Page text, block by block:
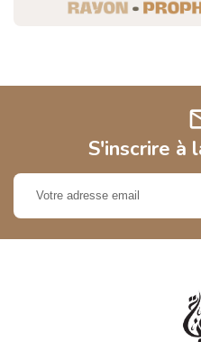
S'inscrire à